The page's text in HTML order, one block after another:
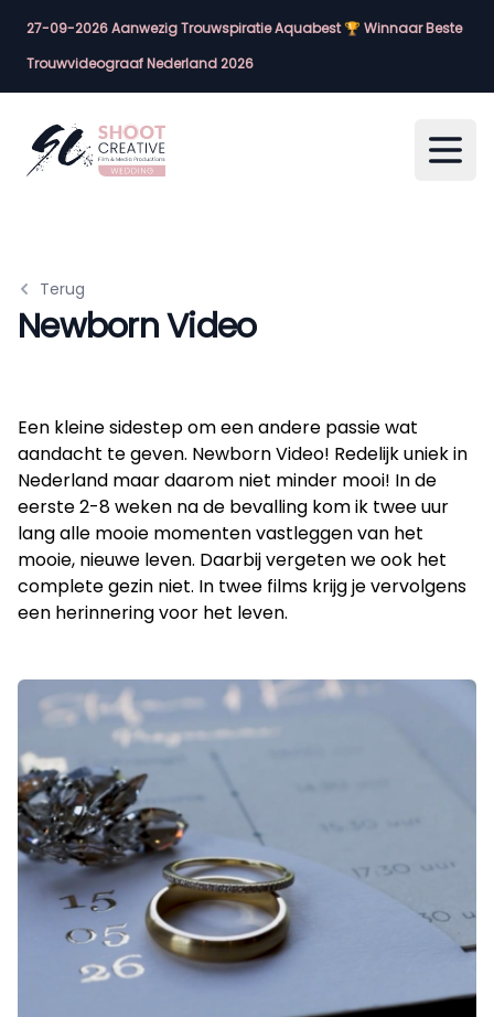
27-09-2026 Aanwezig Trouwspiratie Aquabest 🏆 Winnaar Beste
Trouwvideograaf Nederland 2026
Terug
Newborn Video
Een kleine sidestep om een andere passie wat
aandacht te geven. Newborn Video! Redelijk uniek in
Nederland maar daarom niet minder mooi! In de
eerste 2-8 weken na de bevalling kom ik twee uur
lang alle mooie momenten vastleggen van het
mooie, nieuwe leven. Daarbij vergeten we ook het
complete gezin niet. In twee films krijg je vervolgens
een herinnering voor het leven.